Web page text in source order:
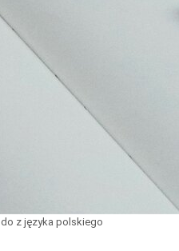
z języka polskiego